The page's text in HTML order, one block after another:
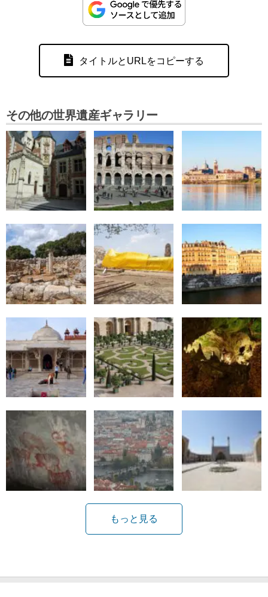
タイトルとURLをコピーする
その他の世界遺産ギャラリー
もっと見る